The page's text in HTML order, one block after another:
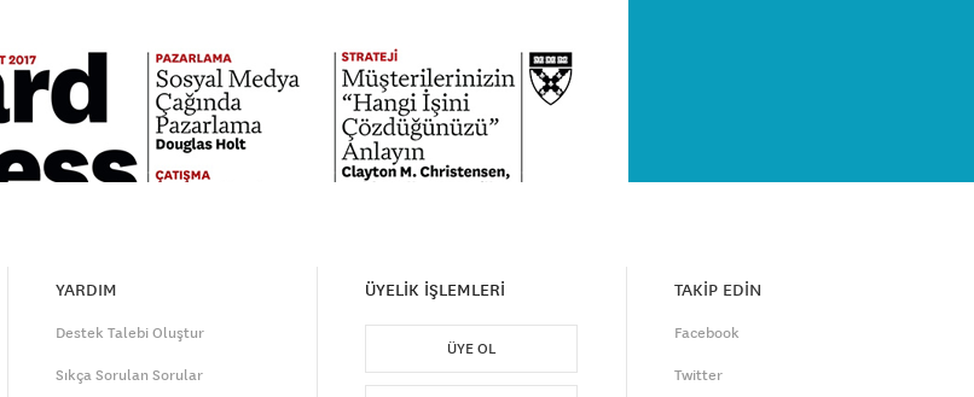
YARDIM
Destek Talebi Oluştur
Sıkça Sorulan Sorular
ÜYELİK İŞLEMLERİ
ÜYE OL
TAKİP EDİN
Facebook
Twitter